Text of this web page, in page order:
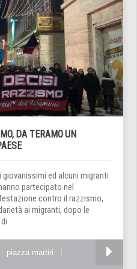
DA TERAMO UN
ed alcuni migranti
partecipato nel
contro il razzismo,
ai migranti, dopo le
piazza martiri